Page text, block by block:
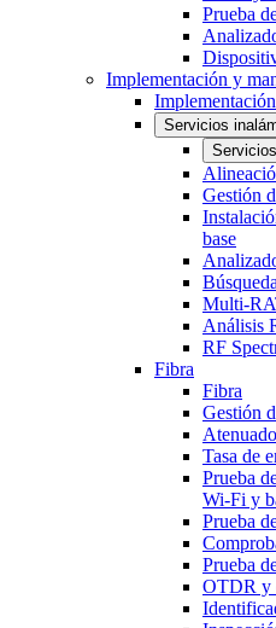
Prueba
Implementación y
Servicios
Gestión
base
Multi-
Análisis
RF
Fibra
Fibra
Gestión
Tasa de
Prueba
Wi-Fi y
Prueba
Prueba
OTDR y